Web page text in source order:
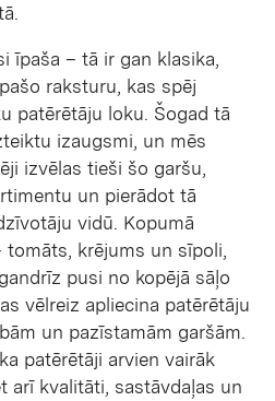
īpaša – tā ir gan klasika,
raksturu, kas spēj
patērētāju loku. Šogad tā
izaugsmi, un mēs
izvēlas tieši šo garšu,
un pierādot tā
vidū. Kopumā
krējums un sīpoli,
pusi no kopējā sāļo
vēlreiz apliecina patērētāju
un pazīstamām garšām.
patērētāji arvien vairāk
arī kvalitāti, sastāvdaļas un